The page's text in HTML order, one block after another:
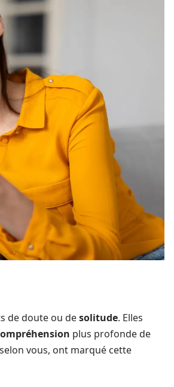
de doute ou desolitude. Elles
plus profonde de
vous, ont marqué cette